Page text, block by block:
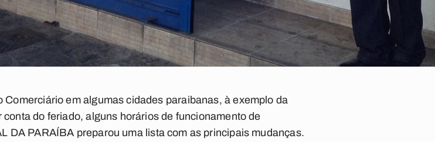
em algumas cidades paraibanas, à exemplo da
do feriado, alguns horários de funcionamento de
DA PARAÍBA preparou uma lista com as principais mudanças.